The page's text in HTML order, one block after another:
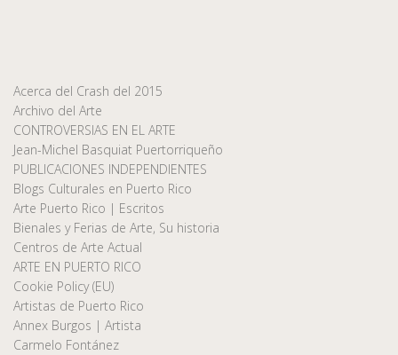
Acerca del Crash del 2015
Archivo del Arte
CONTROVERSIAS EN EL ARTE
Jean-Michel Basquiat Puertorriqueño
PUBLICACIONES INDEPENDIENTES
Blogs Culturales en Puerto Rico
Arte Puerto Rico | Escritos
Bienales y Ferias de Arte, Su historia
Centros de Arte Actual
ARTE EN PUERTO RICO
Cookie Policy (EU)
Artistas de Puerto Rico
Annex Burgos | Artista
Carmelo Fontánez